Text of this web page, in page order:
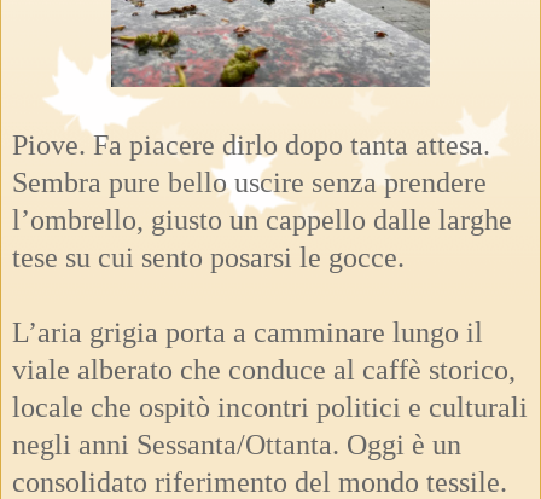
Piove. Fa piacere dirlo dopo tanta attesa.
Sembra pure bello uscire senza prendere
l’ombrello, giusto un cappello dalle larghe
tese su cui sento posarsi le gocce.
L’aria grigia porta a camminare lungo il
viale alberato che conduce al caffè storico,
locale che ospitò incontri politici e culturali
negli anni Sessanta/Ottanta. Oggi è un
consolidato riferimento del mondo tessile.